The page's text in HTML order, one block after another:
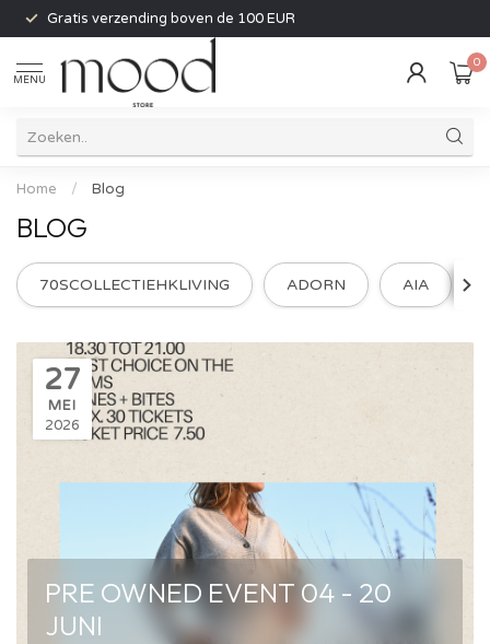
Gratis verzending boven de 100 EUR
MENU
0
Home / Blog
BLOG
70SCOLLECTIEHKLIVING ADORN AIA
27
MEI
2026
PRE OWNED EVENT 04 - 20
JUNI